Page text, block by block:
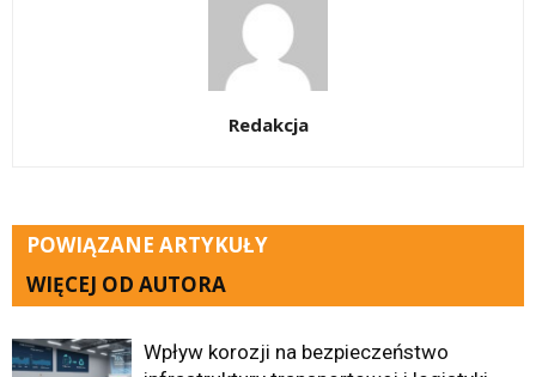
Redakcja
POWIĄZANE ARTYKUŁY
WIĘCEJ OD AUTORA
Wpływ korozji na bezpieczeństwo